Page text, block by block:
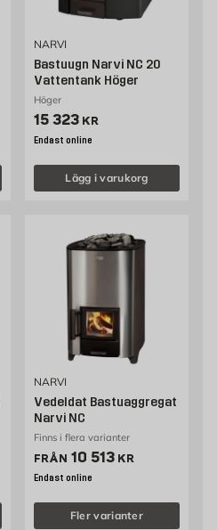
NARVI
Bastuugn Narvi NC 20
Vattentank Höger
Höger
Pris 15323 kr
15 323 KR
Endast online
Lägg i varukorg
NARVI
Vedeldat Bastuaggregat
Narvi NC
Finns i flera varianter
FRÅN Pris 10513 kr
10 513 KR
Endast online
Fler varianter